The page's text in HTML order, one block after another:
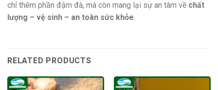
chỉ thêm phần đậm đà, mà còn mang lại sự an tâm về chất
lượng – vệ sinh – an toàn sức khỏe.
RELATED PRODUCTS